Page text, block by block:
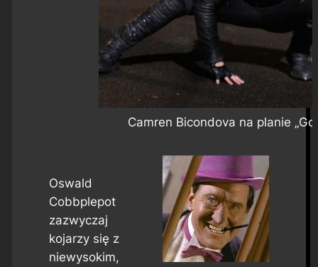
Camren Bicondova na planie
Oswald
Cobbplepot
zazwyczaj
kojarzy się z
niewysokim,